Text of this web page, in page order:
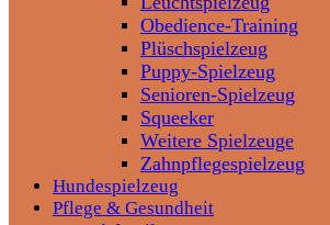
Obedience-Training
Plüschspielzeug
Puppy-Spielzeug
Senioren-Spielzeug
Squeeker
Weitere Spielzeuge
Zahnpflegespielzeug
Hundespielzeug
Pflege & Gesundheit